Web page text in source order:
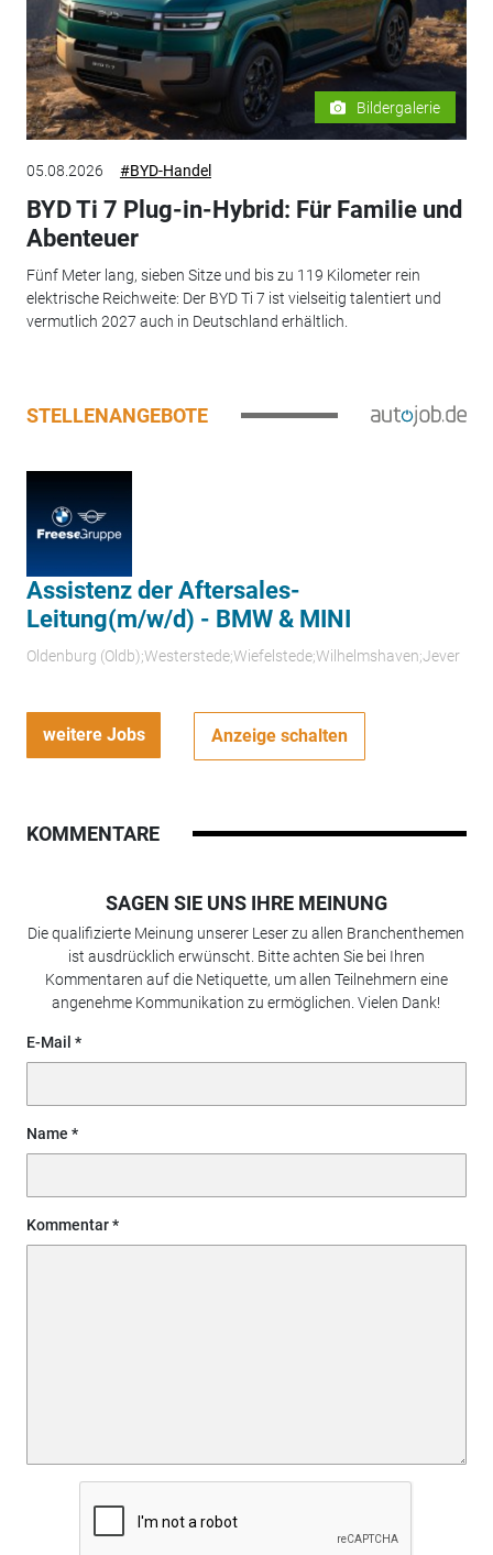
Bildergalerie
05.08.2026 #BYD-Handel
BYD Ti 7 Plug-in-Hybrid: Für Familie und
Abenteuer
Fünf Meter lang, sieben Sitze und bis zu 119 Kilometer rein
elektrische Reichweite: Der BYD Ti 7 ist vielseitig talentiert und
vermutlich 2027 auch in Deutschland erhältlich.
STELLENANGEBOTE
Assistenz der Aftersales-
Leitung(m/w/d) - BMW & MINI
Oldenburg (Oldb);Westerstede;Wiefelstede;Wilhelmshaven;Jever
weitere Jobs Anzeige schalten
KOMMENTARE
SAGEN SIE UNS IHRE MEINUNG
Die qualifizierte Meinung unserer Leser zu allen Branchenthemen
ist ausdrücklich erwünscht. Bitte achten Sie bei Ihren
Kommentaren auf die Netiquette, um allen Teilnehmern eine
angenehme Kommunikation zu ermöglichen. Vielen Dank!
E-Mail
Name
Kommentar